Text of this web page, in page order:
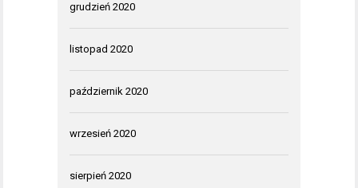
grudzień 2020
listopad 2020
październik 2020
wrzesień 2020
sierpień 2020